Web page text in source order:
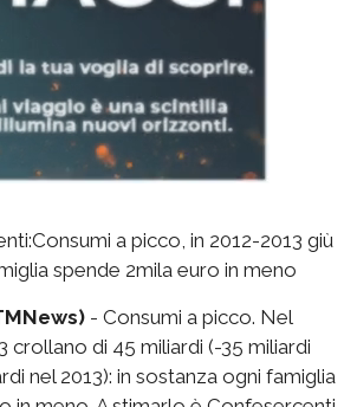
a picco, in 2012-2013 giù
spende 2mila euro in meno
- Consumi a picco. Nel
crollano di 45 miliardi (-35 miliardi
nel 2013): in sostanza ogni famiglia